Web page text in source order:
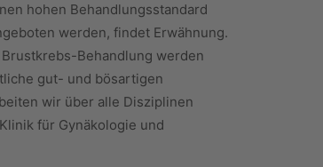
hohen Behandlungsstandard
werden, findet Erwähnung.
Behandlung werden
gut- und bösartigen
wir über alle Disziplinen
für Gynäkologie und